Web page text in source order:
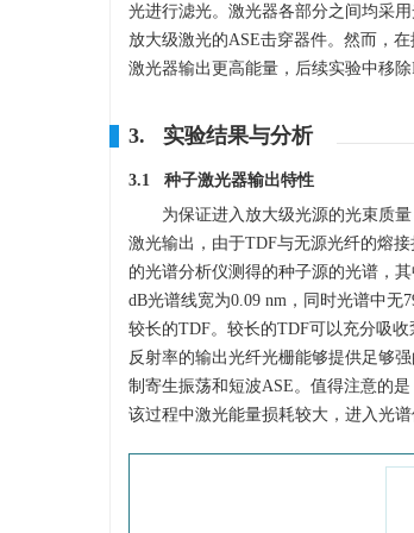
光进行滤光。激光器各部分之间均采
放大级激光的ASE击穿器件。然而，
激光器输出更高能量，后续实验中移
3. 实验结果与分析
3.1 种子激光器输出特性
为保证进入放大级光源的光束质
激光输出，由于TDF与无源光纤的熔
的光谱分析仪测得的种子源的光谱，
dB光谱线宽为0.09 nm，同时光谱中
较长的TDF。较长的TDF可以充分吸
反射率的输出光纤光栅能够提供足够
制寄生振荡和短波ASE。值得注意的
该过程中激光能量损耗较大，进入光